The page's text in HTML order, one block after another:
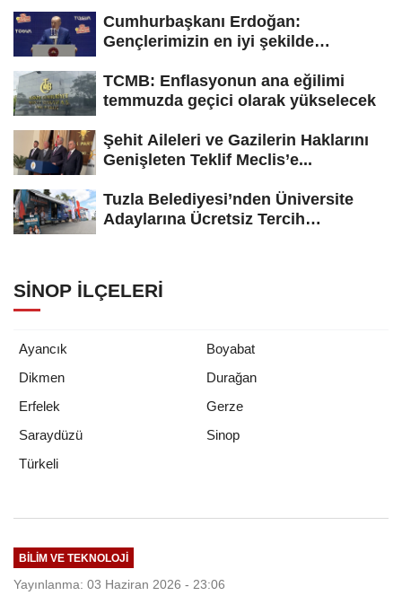
Cumhurbaşkanı Erdoğan:
Gençlerimizin en iyi şekilde
TCMB: Enflasyonun ana eğilimi
temmuzda geçici olarak yükselecek
Şehit Aileleri ve Gazilerin Haklarını
Genişleten Teklif Meclis’e...
Tuzla Belediyesi’nden Üniversite
Adaylarına Ücretsiz Tercih
SINOP İLÇELERI
Ayancık
Boyabat
Dikmen
Durağan
Erfelek
Gerze
Saraydüzü
Sinop
Türkeli
BILIM VE TEKNOLOJI
Yayınlanma: 03 Haziran 2026 - 23:06